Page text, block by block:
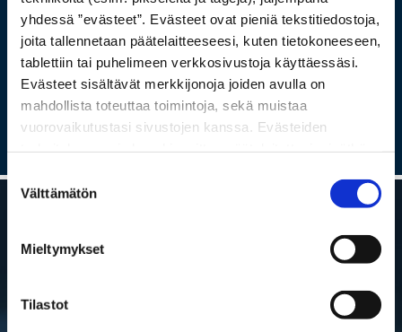
yhdessä ”evästeet”. Evästeet ovat pieniä tekstitiedostoja,
joita tallennetaan päätelaitteeseesi, kuten tietokoneeseen,
tablettiin tai puhelimeen verkkosivustoja käyttäessäsi.
Evästeet sisältävät merkkijonoja joiden avulla on
mahdollista toteuttaa toimintoja, sekä muistaa
vuorovaikutustasi sivustojen kanssa. Evästeiden
viruksia. Evästeisiin voidaan tallentaa tietoja verkossa
toimivan palvelun käytön tai sivustolla vierailun aikana ja
Suostumuksen
valinta
Välttämätön
Mieltymykset
Tilastot
Ota yhteyttä ja kysy lisää
YHTEYSTIEDOT